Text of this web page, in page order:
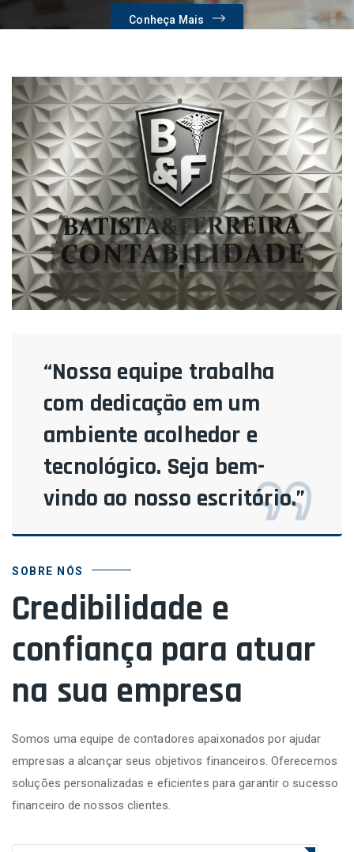
Conheça Mais
“Nossa equipe trabalha
com dedicação em um
ambiente acolhedor e
tecnológico. Seja bem-
vindo ao nosso escritório.”
SOBRE NÓS
Credibilidade e
confiança para atuar
na sua empresa
Somos uma equipe de contadores apaixonados por ajudar
empresas a alcançar seus objetivos financeiros. Oferecemos
soluções personalizadas e eficientes para garantir o sucesso
financeiro de nossos clientes.